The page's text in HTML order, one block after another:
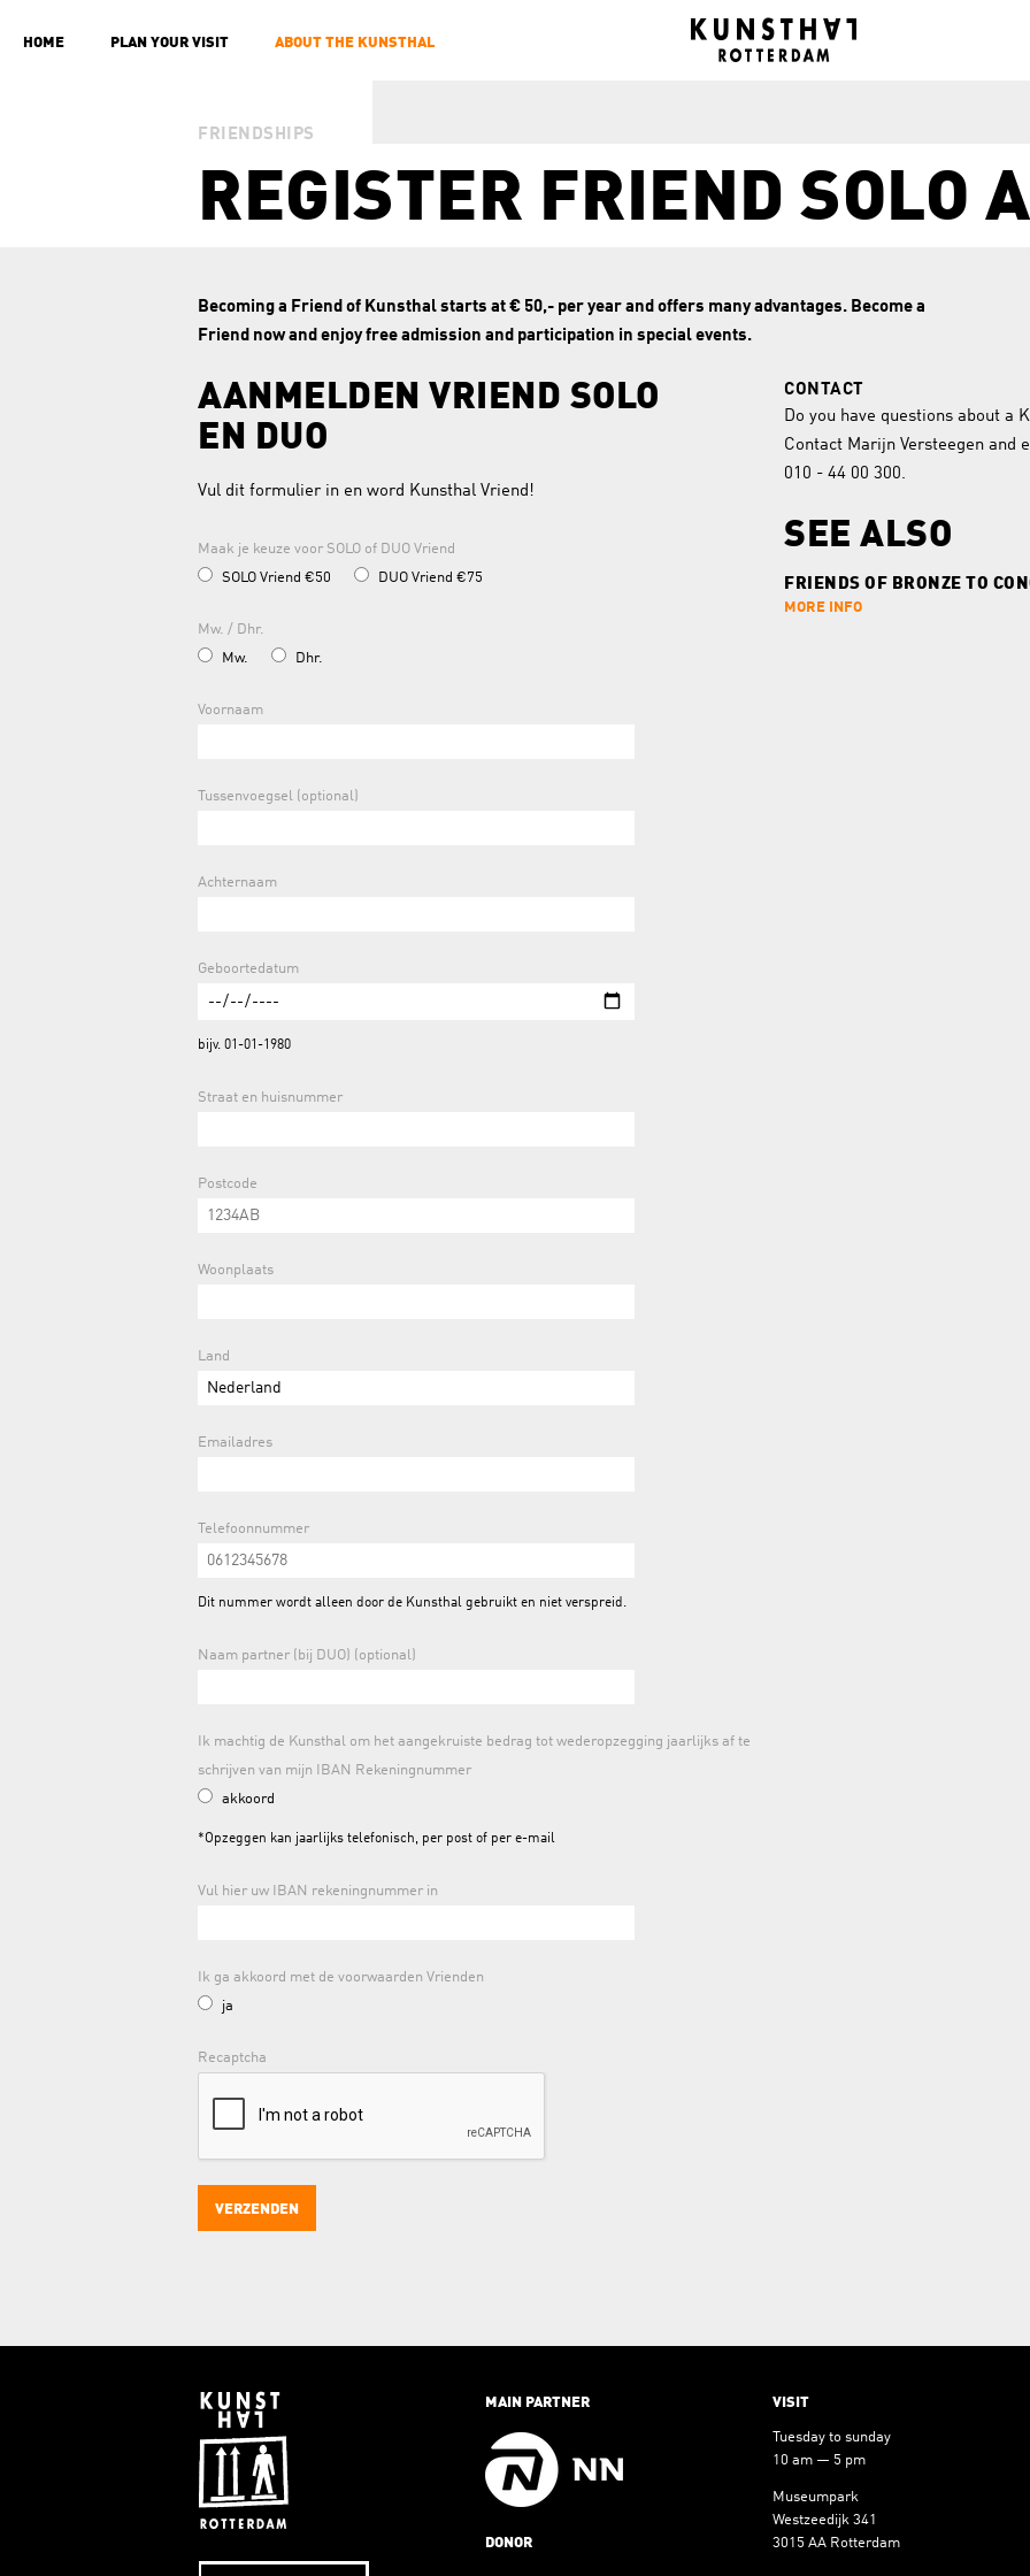
FRIENDSHIPS
REGISTER FRIEND SOLO
Becoming a Friend of Kunsthal starts at € 50,- per year and offers many advantages. Become a
Friend now and enjoy free admission and participation in special events.
AANMELDEN VRIEND SOLO
EN DUO
Vul dit formulier in en word Kunsthal Vriend!
Maak je keuze voor SOLO of DUO Vriend
SOLO Vriend €50
DUO Vriend €75
Mw. / Dhr.
Mw.
Dhr.
Voornaam
Tussenvoegsel (optional)
Achternaam
Geboortedatum
bijv. 01-01-1980
Straat en huisnummer
Postcode
Woonplaats
Land
Emailadres
Telefoonnummer
Dit nummer wordt alleen door de Kunsthal gebruikt en niet verspreid.
Naam partner (bij DUO) (optional)
Ik machtig de Kunsthal om het aangekruiste bedrag tot wederopzegging jaarlijks af te
schrijven van mijn IBAN Rekeningnummer
akkoord
*Opzeggen kan jaarlijks telefonisch, per post of per e-mail
Vul hier uw IBAN rekeningnummer in
Ik ga akkoord met de voorwaarden Vrienden
ja
Recaptcha
CONTACT
Do you have questions about a
Contact Marijn Versteegen and
010 - 44 00 300.
SEE ALSO
FRIENDS OF BRONZE TO
MORE INFO
HOME PLAN YOUR VISIT ABOUT THE KUNSTHAL
MAIN PARTNER
DONOR
VISIT
Tuesday to sunday
10 am — 5 pm
Museumpark
Westzeedijk 341
3015 AA Rotterdam